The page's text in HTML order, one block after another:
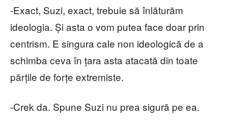
-Exact, Suzi, exact, trebuie să înlăturăm
ideologia. Și asta o vom putea face doar prin
centrism. E singura cale non ideologică de a
schimba ceva în țara asta atacată din toate
părțile de forțe extremiste.
-Crek da. Spune Suzi nu prea sigură pe ea.